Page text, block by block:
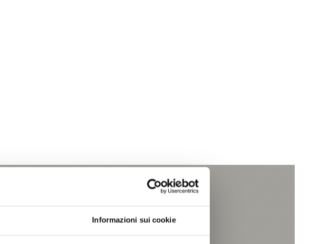
Informazioni sui cookie